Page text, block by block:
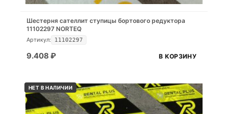
Шестерня сателлит ступицы бортового редуктора
11102297 NORTEQ
Артикул: 11102297
9.408 ₽ В КОРЗИНУ
НЕТ В НАЛИЧИИ